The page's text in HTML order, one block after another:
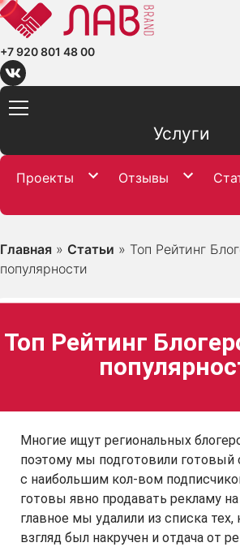
+7 920 801 48 00
Услуги
Проекты Отзывы
Главная » Статьи » Топ Рейтинг
популярности
Топ Рейтинг
Многие ищут региональных
поэтому мы подготовили готовый
с наибольшим кол-вом
готовы явно продавать рекламу
главное мы удалили из списка тех,
взгляд был накручен и отдача от